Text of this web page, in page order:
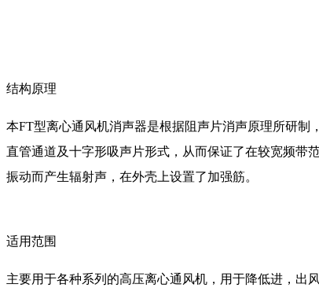
结构原理
本FT型离心通风机消声器是根据阻声片消声原理所研
直管通道及十字形吸声片形式，从而保证了在较宽频带
振动而产生辐射声，在外壳上设置了加强筋。
适用范围
主要用于各种系列的高压离心通风机，用于降低进，出